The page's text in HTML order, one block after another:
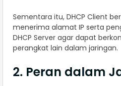
Sementara itu, DHCP Client
menerima alamat IP serta
DHCP Server agar dapat
perangkat lain dalam jaringan.
2. Peran dalam